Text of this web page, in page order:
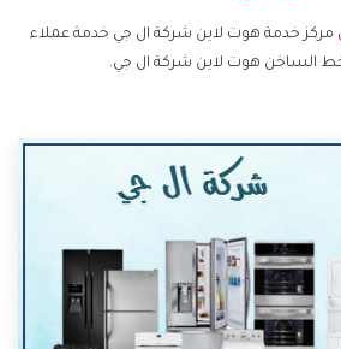
مركز خدمة هوت لاين شركة ال جي خدمة عملاء
الساخن هوت لاين شركة ال جي.